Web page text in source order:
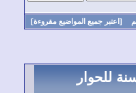
المواضيع مقروءة]